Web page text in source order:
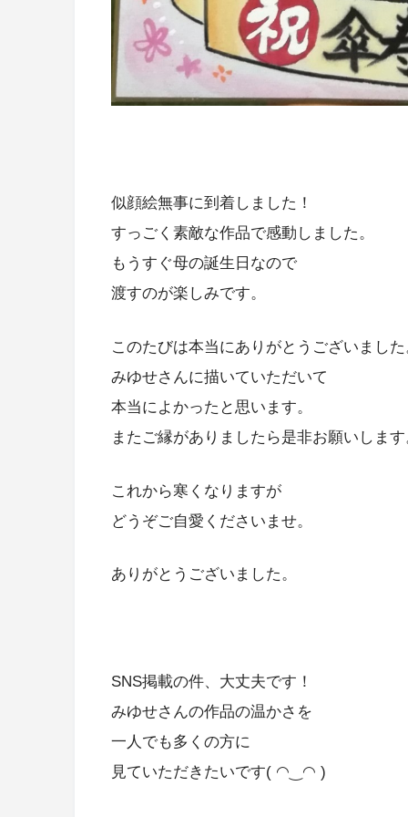
似顔絵無事に到着しました！
すっごく素敵な作品で感動しました。
もうすぐ母の誕生日なので
渡すのが楽しみです。
このたびは本当にありがとうございまし
みゆせさんに描いていただいて
本当によかったと思います。
またご縁がありましたら是非お願いしま
これから寒くなりますが
どうぞご自愛くださいませ。
ありがとうございました。
SNS掲載の件、大丈夫です！
みゆせさんの作品の温かさを
一人でも多くの方に
見ていただきたいです( ◠‿◠ )